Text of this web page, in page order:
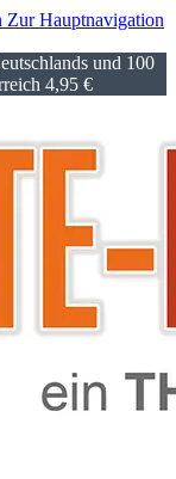
Zur Hauptnavigation
und 100
4,95 €